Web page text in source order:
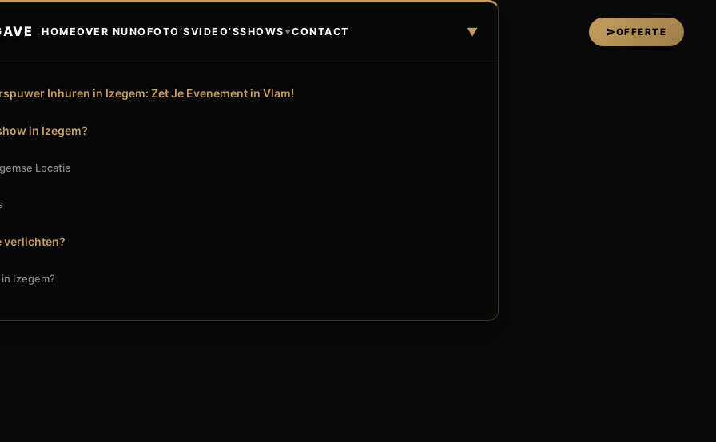
HOMEOVER NUNO FOTO’SVIDEO’SSHOWS ▼CONTACT OFFERTE
▼
Inhuren in Izegem: Zet Je Evenement in Vlam!
in Izegem?
Locatie
verlichten?
Izegem?